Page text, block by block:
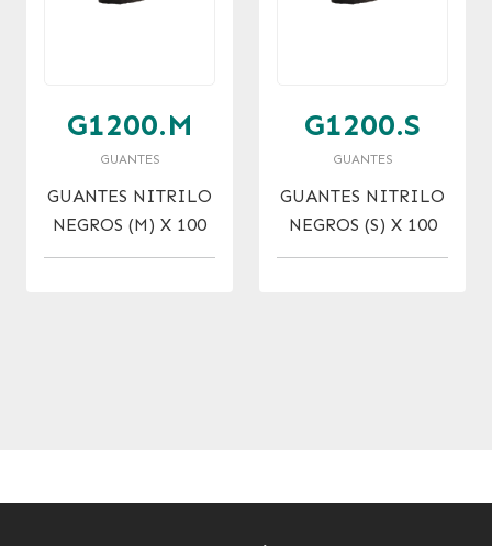
G1200.M
GUANTES
GUANTES NITRILO
NEGROS (M) X 100
G1200.S
GUANTES
GUANTES NITRILO
NEGROS (S) X 100